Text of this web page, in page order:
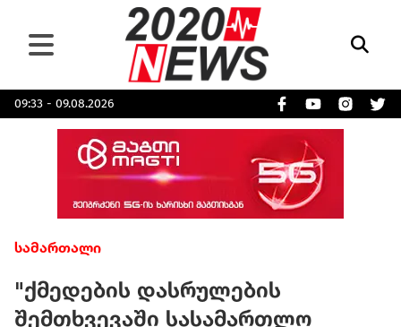
09:33 - 09.08.2026
სამართალი
"ქმედების დასრულების
შემთხვევაში სასამართლო